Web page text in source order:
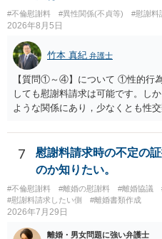
ら、日本法人へ送っても「ウチで
ります。 個人で直接他人のID情報
#不倫慰謝料 #異性関係(不貞等) #慰謝料
2026年8月5日
竹本 真紀 弁護士
【質問①～④】について ①性的行
しても慰謝料請求は可能です。し
ような関係にあり，少なくとも性
ことを窺わせるものです。）。で
よいと思います。 ただ．慰謝料
いとして，この点を考慮されるこ
今後のことを考えて書いてもらう
す。今ある証拠以上のことを証明
るのであれば，前向きに検討を進
値と夫との関係との均衡のように
7
慰謝料請求時の不定の
のか知りたい。
#不倫慰謝料 #離婚の慰謝料 #離婚協議
#慰謝料請求したい側
#離婚書類作成
2026年7月29日
離婚・男女問題に強い弁護士